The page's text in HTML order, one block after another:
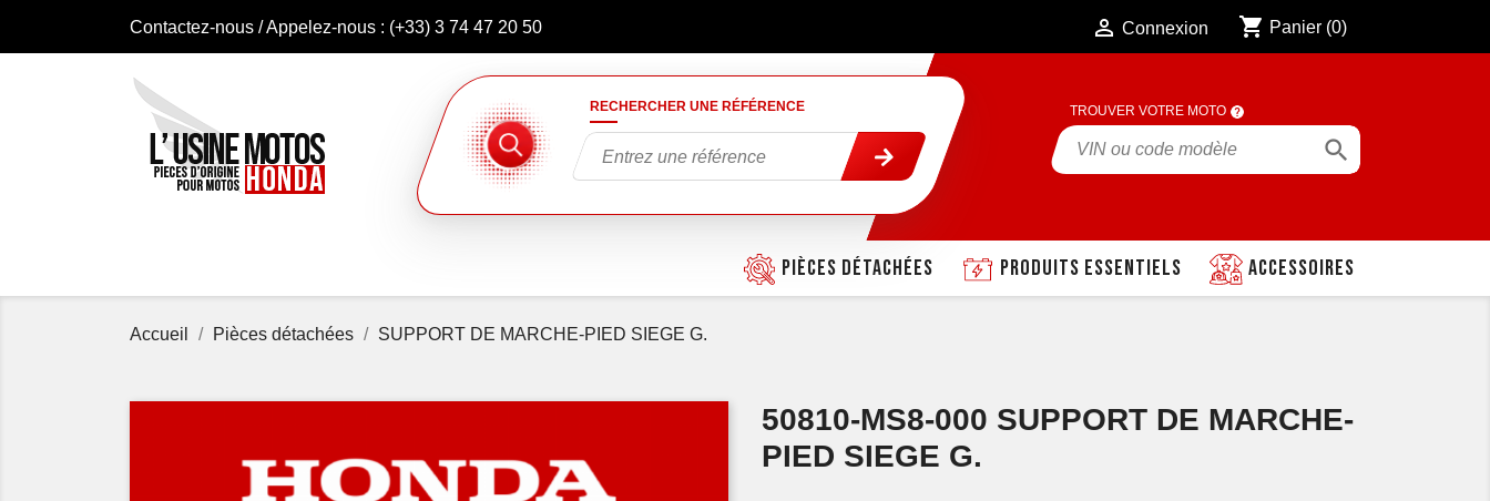
Contactez-nous / Appelez-nous : (+33) 3 74 47 20 50  Connexion shopping_cart Panier (0)
RECHERCHER UNE RÉFÉRENCE TROUVER VOTRE MOTO

Accessoires
Produits essentiels
Pièces détachées
Accueil Pièces détachées SUPPORT DE MARCHE-PIED SIEGE G.
50810-MS8-000 SUPPORT DE MARCHE-
PIED SIEGE G.